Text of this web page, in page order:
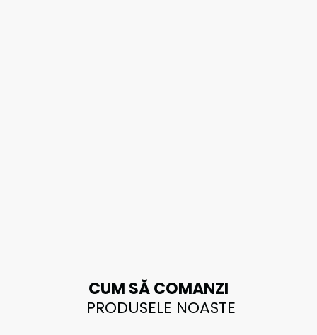
CUM SĂ COMANZI
PRODUSELE NOASTE